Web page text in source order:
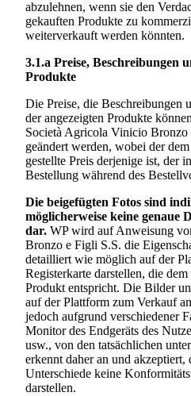
abzulehnen, wenn sie den
gekauften Produkte zu
weiterverkauft werden könnten.
3.1.a Preise, Beschreibungen
Produkte
Die Preise, die Beschreibungen
der angezeigten Produkte
Società Agricola Vinicio Bronzo
geändert werden, wobei der
gestellte Preis derjenige ist, der
Bestellung während des
Die beigefügten Fotos sind
möglicherweise keine genaue
dar. WP wird auf Anweisung
Bronzo e Figli S.S. die
detailliert wie möglich auf der
Registerkarte darstellen, die
Produkt entspricht. Die Bilder
auf der Plattform zum Verkauf
jedoch aufgrund verschiedener
Monitor des Endgeräts des
usw., von den tatsächlichen
erkennt daher an und akzeptiert,
Unterschiede keine
darstellen.